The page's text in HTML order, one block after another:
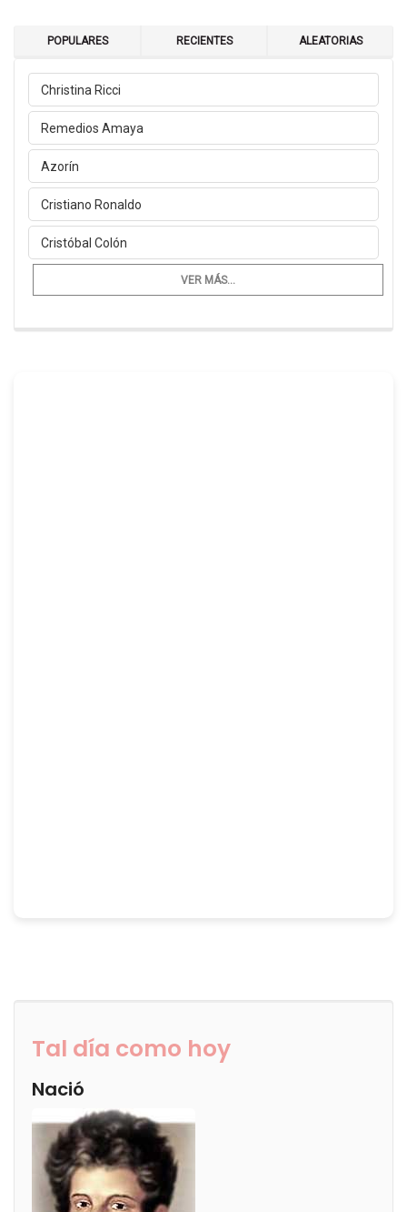
POPULARES RECIENTES ALEATORIAS
Christina Ricci
Remedios Amaya
Azorín
Cristiano Ronaldo
Cristóbal Colón
VER MÁS...
Tal día como hoy
Nació